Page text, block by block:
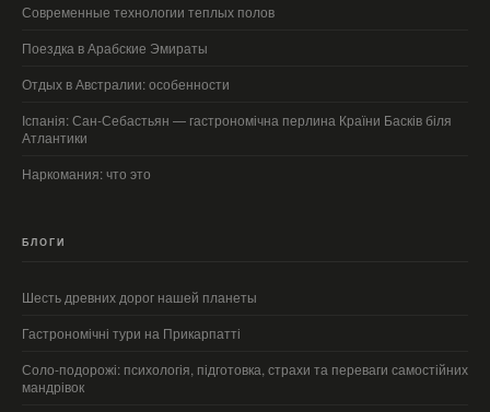
Современные технологии теплых полов
Поездка в Арабские Эмираты
Отдых в Австралии: особенности
Іспанія: Сан-Себастьян — гастрономічна перлина Країни Басків біля
Атлантики
Наркомания: что это
БЛОГИ
Шесть древних дорог нашей планеты
Гастрономічні тури на Прикарпатті
Соло-подорожі: психологія, підготовка, страхи та переваги самостійних
мандрівок